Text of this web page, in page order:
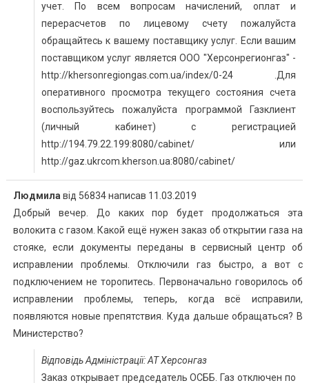
учет. По всем вопросам начислений, оплат и
перерасчетов по лицевому счету пожалуйста
обращайтесь к вашему поставщику услуг. Если вашим
поставщиком услуг является ООО "Херсонрегионгаз" -
http://khersonregiongas.com.ua/index/0-24 .Для
оперативного просмотра текущего состояния счета
воспользуйтесь пожалуйста программой Газклиент
(личный кабинет) с регистрацией
http://194.79.22.199:8080/cabinet/ или
http://gaz.ukrcom.kherson.ua:8080/cabinet/
Людмила від 56834написав 11.03.2019
Добрый вечер. До каких пор будет продолжаться эта
волокита с газом. Какой ещё нужен заказ об открытии газа на
стояке, если документы переданы в сервисный центр об
исправлении проблемы. Отключили газ быстро, а вот с
подключением не торопитесь. Первоначально говорилось об
исправлении проблемы, теперь, когда всё исправили,
появляются новые препятствия. Куда дальше обращаться? В
Министерство?
Відповідь Адміністрації: АТ Херсонгаз
Заказ открывает председатель ОСББ. Газ отключен по